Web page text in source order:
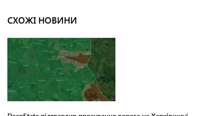
СХОЖІ НОВИНИ